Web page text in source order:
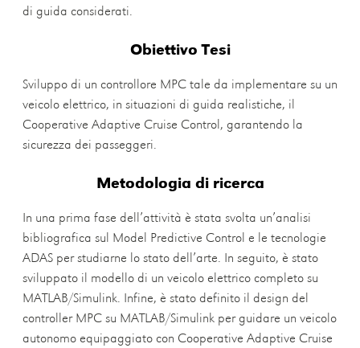
di guida considerati.
Obiettivo Tesi
Sviluppo di un controllore MPC tale da implementare su un
veicolo elettrico, in situazioni di guida realistiche, il
Cooperative Adaptive Cruise Control, garantendo la
sicurezza dei passeggeri.
Metodologia di ricerca
In una prima fase dell’attività è stata svolta un’analisi
bibliografica sul Model Predictive Control e le tecnologie
ADAS per studiarne lo stato dell’arte. In seguito, è stato
sviluppato il modello di un veicolo elettrico completo su
MATLAB/Simulink. Infine, è stato definito il design del
controller MPC su MATLAB/Simulink per guidare un veicolo
autonomo equipaggiato con Cooperative Adaptive Cruise